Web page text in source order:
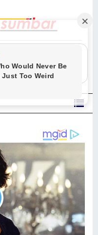
Nya berselawat untuk Nabi.
kamu untuk Nabi dan
kepadanya." (Qs. Al